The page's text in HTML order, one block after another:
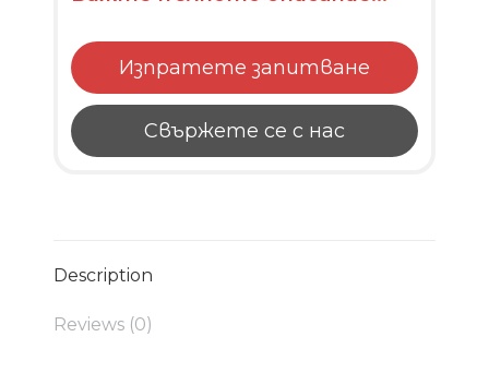
Изпратете запитване
Свържете се с нас
Description
Reviews (0)